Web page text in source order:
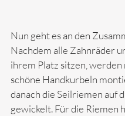
Nun geht es an den
Nachdem alle Zahnräder
ihrem Platz sitzen, werden
schöne Handkurbeln
danach die Seilriemen auf
gewickelt. Für die Riemen